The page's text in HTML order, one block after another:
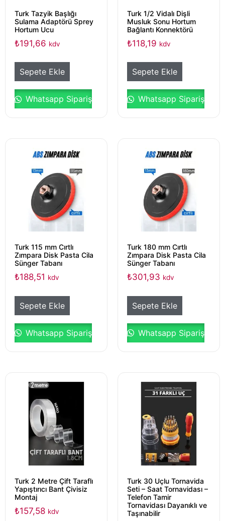
Turk Tazyik Başlığı
Sulama Adaptörü Sprey
Hortum Ucu
₺191,66 kdv
Sepete Ekle
Whatsapp Sipariş
Turk 1/2 Vidalı Dişli
Musluk Sonu Hortum
Bağlantı Konnektörü
₺118,19 kdv
Sepete Ekle
Whatsapp Sipariş
Turk 115 mm Cırtlı
Zımpara Disk Pasta Cila
Sünger Tabanı
₺188,51 kdv
Sepete Ekle
Whatsapp Sipariş
Turk 180 mm Cırtlı
Zımpara Disk Pasta Cila
Sünger Tabanı
₺301,93 kdv
Sepete Ekle
Whatsapp Sipariş
Turk 2 Metre Çift Taraflı
Yapıştırıcı Bant Çivisiz
Montaj
₺157,58 kdv
Turk 30 Uçlu Tornavida
Seti – Saat Tornavidası –
Telefon Tamir
Tornavidası Dayanıklı ve
Taşınabilir